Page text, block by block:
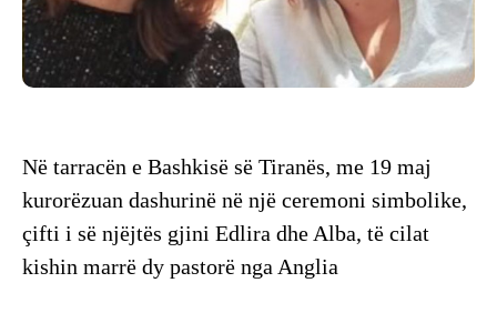
Në tarracën e Bashkisë së Tiranës, me 19 maj
kurorëzuan dashurinë në një ceremoni simbolike,
çifti i së njëjtës gjini Edlira dhe Alba, të cilat
kishin marrë dy pastorë nga Anglia